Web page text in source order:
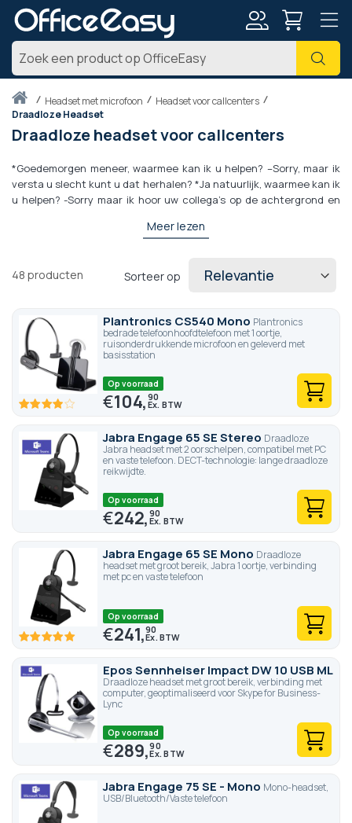
Zoek
Thuisheadset met microfoon
Headset voor callcenters
Draadloze Headset
Draadloze headset voor callcenters
*Goedemorgen meneer, waarmee kan ik u helpen? –Sorry, maar ik
versta u slecht kunt u dat herhalen? *Ja natuurlijk, waarmee kan ik
u helpen? -Sorry maar ik hoor uw collega’s op de achtergrond en
klantenservice medewerker van een bedrijf weer. Wat uit deze
situatie duidelijk naar voren komt, is hoe vervelend het voor een
dat echter geen probleem hoeft te zijn, indien u de juiste
uitrusting aanschaft. Bij OfficeEasy vindt u een groot assortiment
draadloze headsets terug welke vooral in callcenters worden
gebruikt. Onze experts geven u daarbij gratis op maat gemaakt
advies over draadloze headsets, zo maakt u zonder twijfel de
beste keuze.
Meer lezen
48 producten Sorteer op
Plantronics CS540 Mono Plantronics
bedrade telefoonhoofdtelefoon met 1 oortje,
ruisonderdrukkende microfoon en geleverd met
basisstation
77.6 100
Op voorraad
€104,90
Jabra Engage 65 SE Stereo Draadloze
Jabra headset met 2 oorschelpen, compatibel met PC
en vaste telefoon. DECT-technologie: lange draadloze
reikwijdte.
Op voorraad
€242,90
Jabra Engage 65 SE Mono Draadloze
headset met groot bereik, Jabra 1 oortje, verbinding
met pc en vaste telefoon
100 100
Op voorraad
€241,90
Epos Sennheiser Impact DW 10 USB ML
Draadloze headset met groot bereik, verbinding met
computer, geoptimaliseerd voor Skype for Business-
Lync
Op voorraad
€289,90
Jabra Engage 75 SE - Mono Mono-headset,
USB/Bluetooth/Vaste telefoon